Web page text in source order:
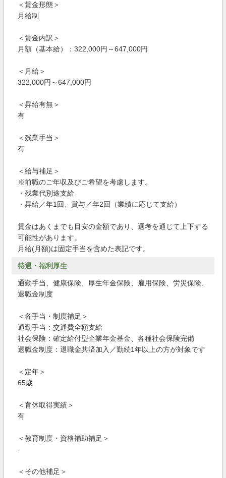
＜賃金形態＞
月給制
＜賃金内訳＞
月額（基本給）：322,000円～647,000円
＜月給＞
322,000円～647,000円
＜昇給有無＞
有
＜残業手当＞
有
＜給与補足＞
※前職のご年収及びご希望を考慮します。
・残業代別途支給
・昇給／年1回、賞与／年2回（業績に応じて支給）
賃金はあくまでも目安の金額であり、選考を通じて上下する
可能性があります。
月給(月額)は固定手当を含めた表記です。
待遇・福利厚生
通勤手当、健康保険、厚生年金保険、雇用保険、労災保険、
退職金制度
＜各手当・制度補足＞
通勤手当：交通費全額支給
社会保険：確定給付型企業年金基金、各種社会保険完備
退職金制度：退職金共済加入／勤続1年以上の方が対象です
＜定年＞
65歳
＜育休取得実績＞
有
＜教育制度・資格補助補足＞
-
＜その他補足＞